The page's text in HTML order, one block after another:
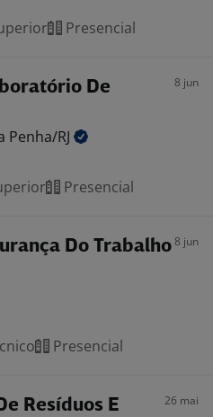
Presencial
De
8 jun
Penha/RJ
Presencial
Do Trabalho8 jun
Presencial
Resíduos E
26 mai